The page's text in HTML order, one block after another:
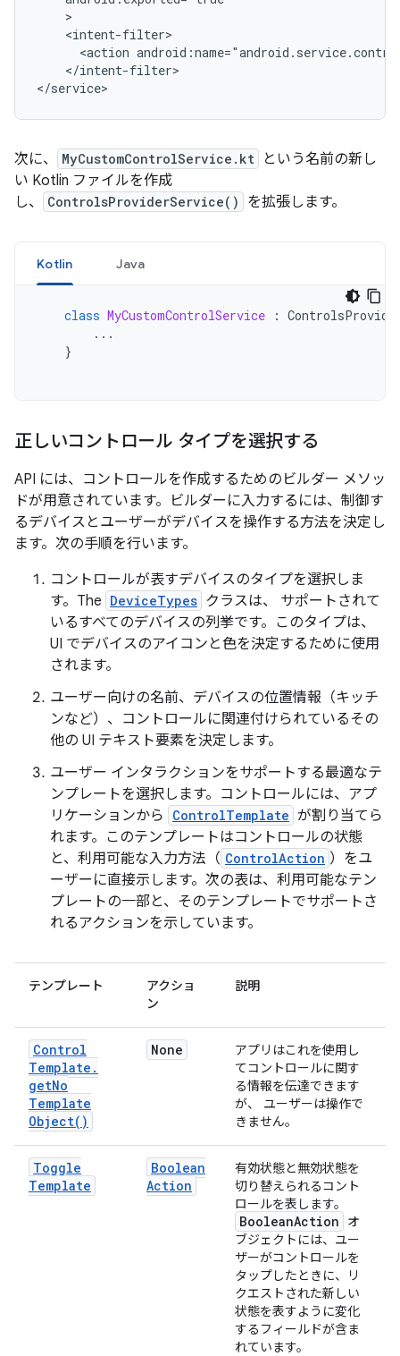
<action
</intent-filter>
次に、 MyCustomControlService.kt
という名前の新し
い Kotlin ファイルを作成
し、
ControlsProviderService() を拡張します。
Kotlin Java
class MyCustomControlService :
...
}
正しいコントロール タイプを選択する
API には、コントロールを作成するためのビルダー メソッ
ドが用意されています。ビルダーに入力するには、制御す
るデバイスとユーザーがデバイスを操作する方法を決定し
ます。次の手順を行います。
コントロールが表すデバイスのタイプを選択しま
す。The DeviceTypes クラスは、 サポートされて
いるすべてのデバイスの列挙です。このタイプは、
UI でデバイスのアイコンと色を決定するために使用
されます。
ユーザー向けの名前、デバイスの位置情報（キッチ
ンなど）、コントロールに関連付けられているその
他の UI テキスト要素を決定します。
ユーザー インタラクションをサポートする最適なテ
ンプレートを選択します。コントロールには、アプ
リケーションから
ControlTemplate が割り当てら
れます。このテンプレートはコントロールの状態
と、利用可能な入力方法（ ControlAction ）をユ
ーザーに直接示します。次の表は、利用可能なテン
プレートの一部と、そのテンプレートでサポートさ
れるアクションを示しています。
テンプレート
アクショ
ン
説明
Control
Template .
getNo
Template
Object( )
None
アプリはこれを使用し
てコントロールに関す
る情報を伝達できます
が、 ユーザーは操作で
きません。
Toggle
Template
Boolean
Action
有効状態と無効状態を
切り替えられるコント
ロールを表します。
BooleanAction
オ
ブジェクトには、ユー
ザーがコントロールを
タップしたときに、リ
クエストされた新しい
状態を表すように変化
するフィールドが含ま
れています。